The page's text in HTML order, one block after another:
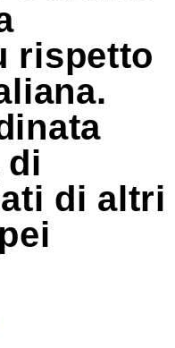
rispetto
di
di altri